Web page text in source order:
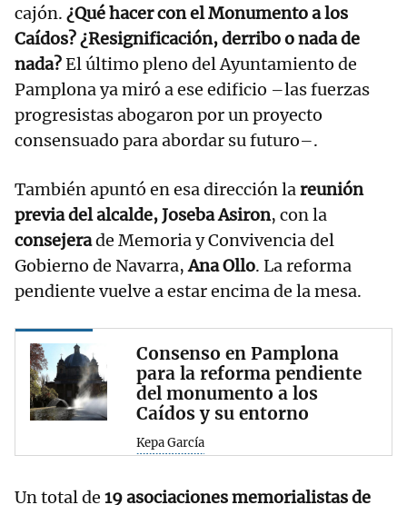
cajón. ¿Qué hacer con el Monumento a los
Caídos? ¿Resignificación, derribo o nada de
nada?El último pleno del Ayuntamiento de
Pamplona ya miró a ese edificio –las fuerzas
progresistas abogaron por un proyecto
consensuado para abordar su futuro–.
También apuntó en esa dirección lareunión
previa del alcalde, Joseba Asiron, con la
consejerade Memoria y Convivencia del
Gobierno de Navarra,Ana Ollo. La reforma
pendiente vuelve a estar encima de la mesa.
Consenso en Pamplona
para la reforma pendiente
del monumento a los
Caídos y su entorno
Kepa García
Un total de 19 asociaciones memorialistas de